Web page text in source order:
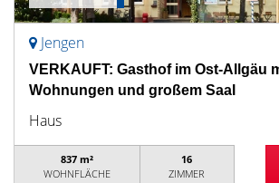
Jengen
VERKAUFT: Gasthof im Ost-Allgäu
Wohnungen und großem Saal
Haus
837 m²
WOHNFLÄCHE
16
ZIMMER